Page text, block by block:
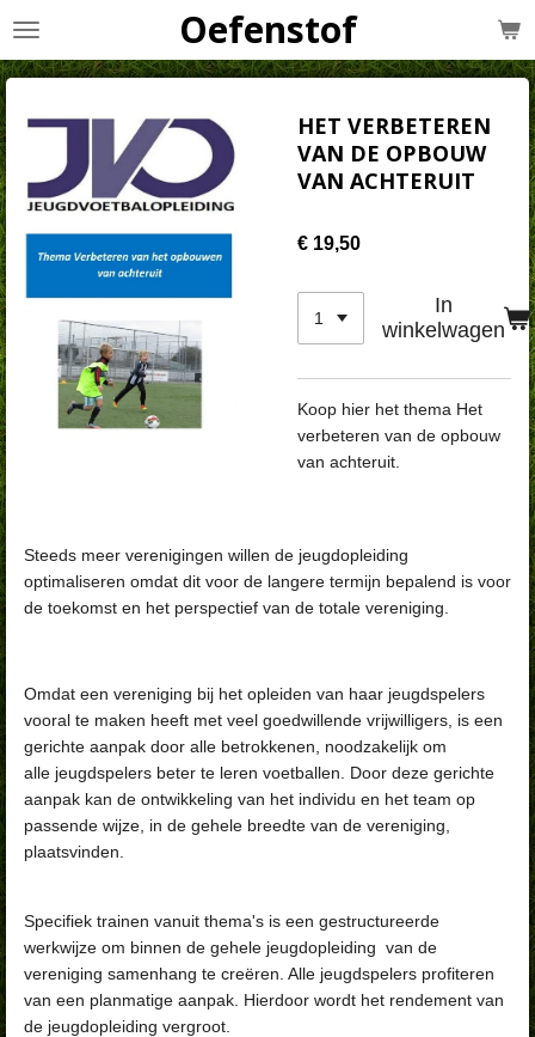
Ga
naar
hoofdinhoud
Oefenstof
HET VERBETEREN
VAN DE OPBOUW
VAN ACHTERUIT
€ 19,50
In
winkelwagen
Koop hier het thema Het
verbeteren van de opbouw
van achteruit.
Steeds meer verenigingen willen de jeugdopleiding
optimaliseren omdat dit voor de langere termijn bepalend is voor
de toekomst en het perspectief van de totale vereniging.
Omdat een vereniging bij het opleiden van haar jeugdspelers
vooral te maken heeft met veel goedwillende vrijwilligers, is een
gerichte aanpak door alle betrokkenen, noodzakelijk om
alle jeugdspelers beter te leren voetballen. Door deze gerichte
aanpak kan de ontwikkeling van het individu en het team op
passende wijze, in de gehele breedte van de vereniging,
plaatsvinden.
Specifiek trainen vanuit thema's is een gestructureerde
werkwijze om binnen de gehele jeugdopleiding van de
vereniging samenhang te creëren. Alle jeugdspelers profiteren
van een planmatige aanpak. Hierdoor wordt het rendement van
de jeugdopleiding vergroot.